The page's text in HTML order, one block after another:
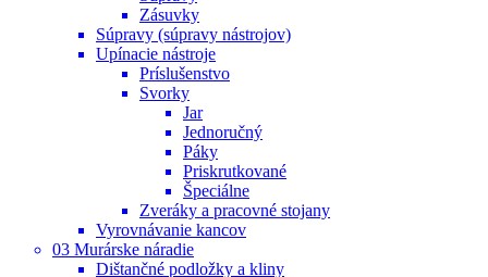
Zásuvky
Súpravy (súpravy nástrojov)
Upínacie nástroje
Príslušenstvo
Svorky
Jar
Jednoručný
Páky
Priskrutkované
Špeciálne
Zveráky a pracovné stojany
Vyrovnávanie kancov
03 Murárske náradie
Dištančné podložky a kliny